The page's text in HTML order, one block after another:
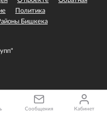
Политика
Бишкека
Сообщения Кабинет